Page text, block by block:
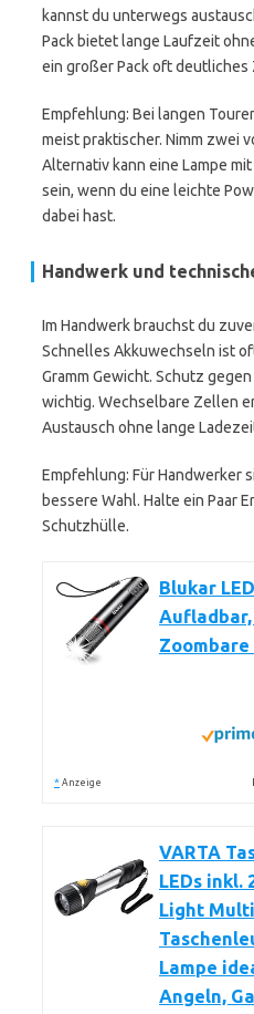
kannst du unterwegs
Pack bietet lange Laufzeit
ein großer Pack oft deutliches
Empfehlung: Bei langen
meist praktischer. Nimm zwei
Alternativ kann eine Lampe
sein, wenn du eine leichte
dabei hast.
Handwerk und
Im Handwerk brauchst du
Schnelles Akkuwechseln ist
Gramm Gewicht. Schutz
wichtig. Wechselbare Zellen
Austausch ohne lange
Empfehlung: Für Handwerker
bessere Wahl. Halte ein Paar
Schutzhülle.
Blukar
Zoombare
* Anzeige
VARTA
LEDs inkl.
Light Multi
Lampe
Angeln,